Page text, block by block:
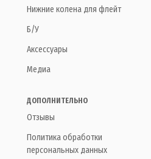
Нижние колена для флейт
Б/У
Аксессуары
Медиа
ДОПОЛНИТЕЛЬНО
Отзывы
Политика обработки
персональных данных